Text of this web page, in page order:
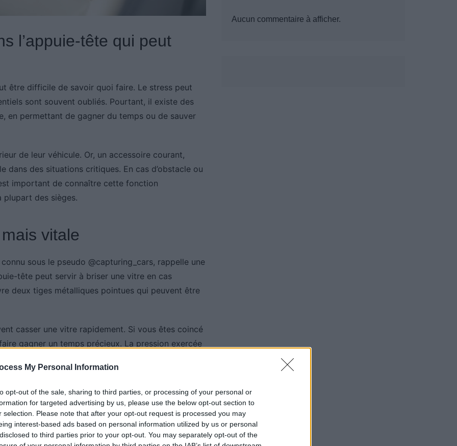
My Personal Information
opt-out of the sale, sharing to third parties, or processing of your personal or
for targeted advertising by us, please use the below opt-out section to
selection. Please note that after your opt-out request is processed you may
interest-based ads based on personal information utilized by us or personal
to third parties prior to your opt-out. You may separately opt-out of the
l’appuie-tête qui peut
être difficile de savoir quoi faire. Le stress peut
sont souvent oubliés. Pourtant, il existe des
en permettant de gagner du temps ou de sauver
de leur véhicule. Or, un accessoire courant,
dans des situations critiques. En cas d’obstacle ou
important de connaître cette fonction
plupart des sièges.
vitale
sous le pseudo @capturing_cars, rappelle une
tête peut servir à briser une vitre en cas
deux tiges métalliques pointues qui peuvent être
casser une vitre rapidement. Si vous êtes coincé
gagner un temps précieux. La pression exercée
facilement qu’un coup de pied. Cette astuce
rapidement est nécessaire.
cas de besoin
rapidement à l’extérieur du véhicule. Elle peut
Aucun commentaire à afficher.